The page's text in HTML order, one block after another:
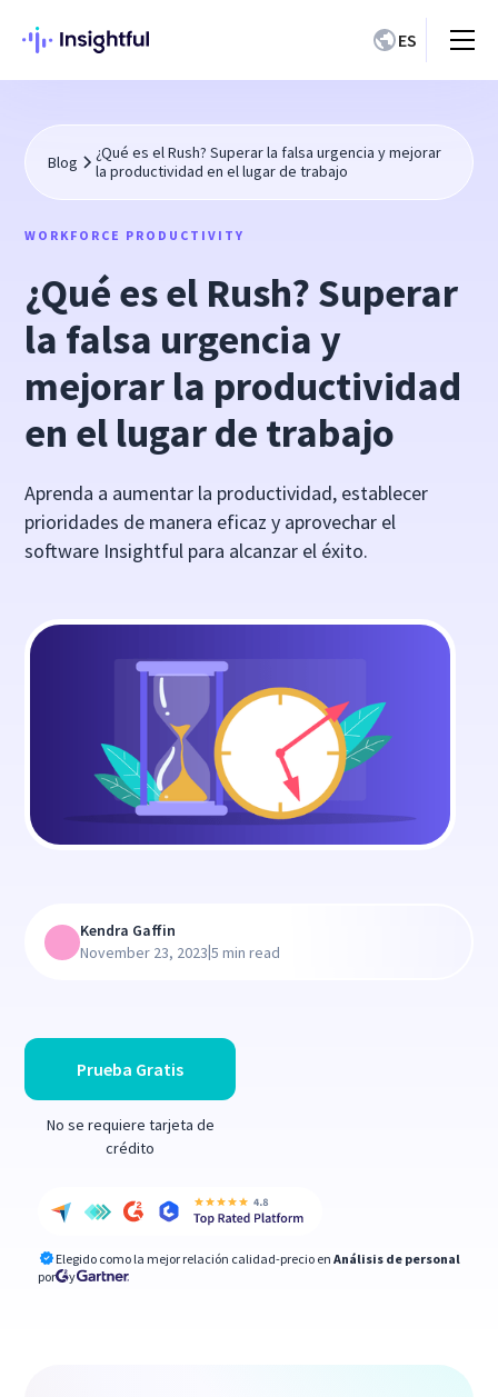
ES
Blog
¿Qué es el Rush? Superar la falsa urgencia y mejorar
la productividad en el lugar de trabajo
WORKFORCE PRODUCTIVITY
¿Qué es el Rush? Superar
la falsa urgencia y
mejorar la productividad
en el lugar de trabajo
Aprenda a aumentar la productividad, establecer
prioridades de manera eficaz y aprovechar el
software Insightful para alcanzar el éxito.
Prueba Gratis
No se requiere tarjeta de
crédito
Elegido como la mejor relación calidad-precio en Análisis de personal
por
y
Kendra Gaffin
November 23, 2023|5 min read